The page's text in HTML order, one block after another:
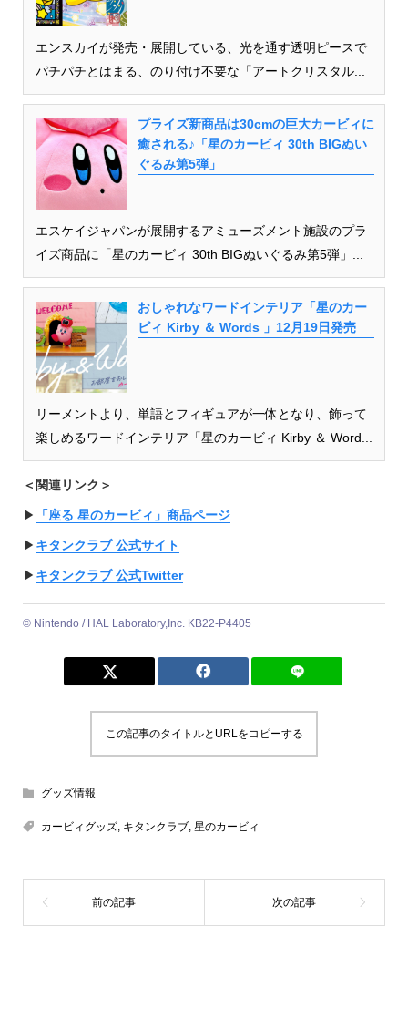
エンスカイが発売・展開している、光を通す透明ピースで
パチパチとはまる、のり付け不要な「アートクリスタル...
プライズ新商品は30cmの巨大カービィに
癒される♪「星のカービィ 30th BIGぬい
ぐるみ第5弾」
エスケイジャパンが展開するアミューズメント施設のプラ
イズ商品に「星のカービィ 30th BIGぬいぐるみ第5弾」...
おしゃれなワードインテリア「星のカー
ビィ Kirby ＆ Words 」12月19日発売
リーメントより、単語とフィギュアが一体となり、飾って
楽しめるワードインテリア「星のカービィ Kirby ＆ Word...
＜関連リンク＞
▶︎ 「座る 星のカービィ」商品ページ
▶︎ キタンクラブ 公式サイト
▶︎ キタンクラブ 公式Twitter
© Nintendo / HAL Laboratory,Inc. KB22-P4405
この記事のタイトルとURLをコピーする
グッズ情報
カービィグッズ, キタンクラブ, 星のカービィ